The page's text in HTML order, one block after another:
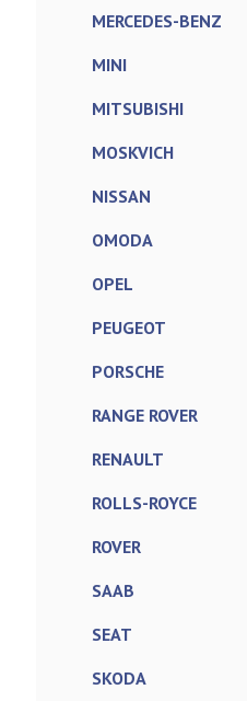
MERCEDES-BENZ
MINI
MITSUBISHI
MOSKVICH
NISSAN
OMODA
OPEL
PEUGEOT
PORSCHE
RANGE ROVER
RENAULT
ROLLS-ROYCE
ROVER
SAAB
SEAT
SKODA